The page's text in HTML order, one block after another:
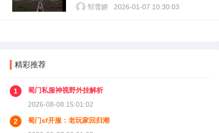
邹雪娇 2026-01-07 10:30:03
精彩推荐
1
蜀门私服神视野外挂解析
2026-08-08 15:01:02
2
蜀门sf开服：老玩家回归潮